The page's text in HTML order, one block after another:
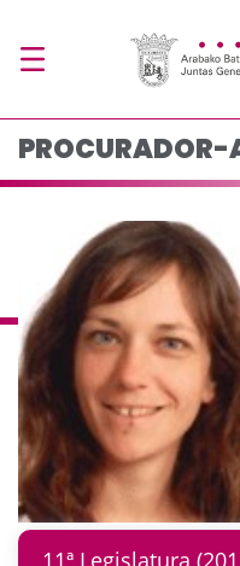
PROCURADOR-
11ª Legislatura